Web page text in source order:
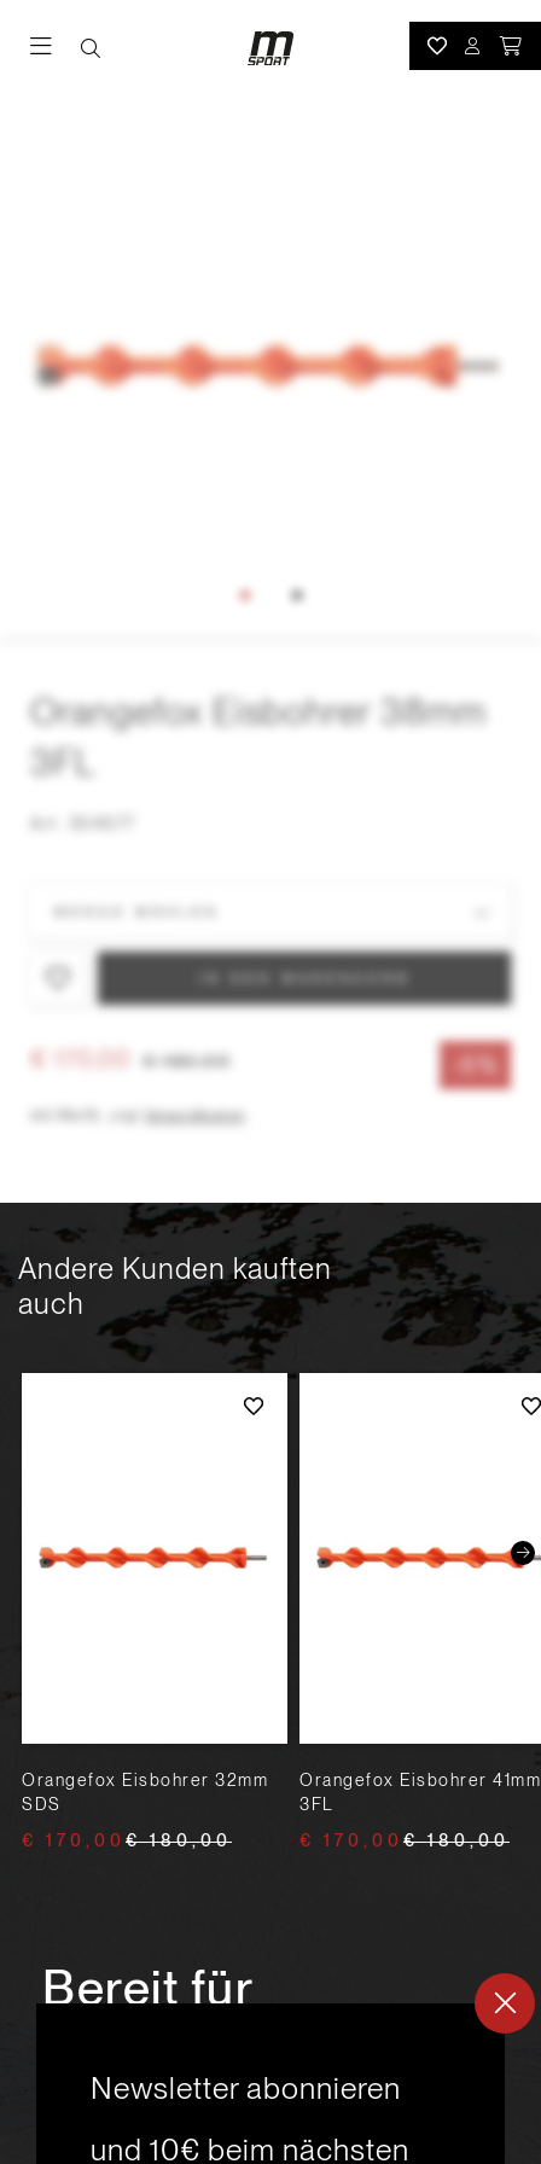
Orangefox Eisbohrer 38mm
3FL
€ 180,00 -6%
Versandkosten
Andere Kunden kauften
auch
Orangefox Eisbohrer 32mm
SDS
€ 170,00 € 180,00
Orangefox Eisbohrer 41mm
3FL
€ 170,00 € 180,00
Bereit für
neues
Skiabenteuer?
Newsletter abonnieren
und 10€ beim nächsten